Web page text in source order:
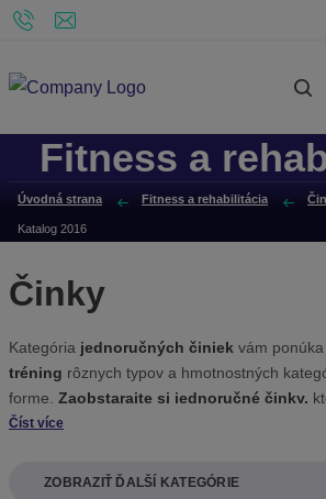
h
ľ
a
n
i
Fitness a
Úvodná strana Fitness a rehabilitácia
Katalog 2016
Činky
Kategória jednoručných činiek vám
tréning rôznych typov a hmotnostných
forme. Zaobstarajte si jednoručné činky,
sa viac než dobre.
výberom činiek neváhajte.
Číst více
ZOBRAZIŤ ĎALŠÍ KATEGÓRIE